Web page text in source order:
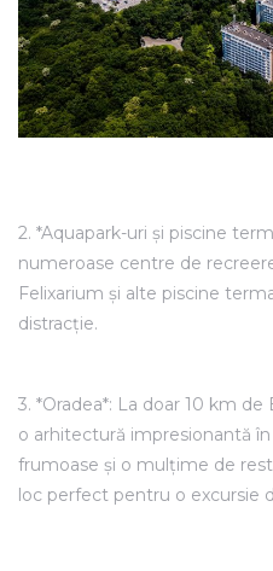
2. *Aquapark-uri și piscine
numeroase centre de
Felixarium și alte piscine
distracție.
3. *Oradea*: La doar 10 km de
o arhitectură impresionantă
frumoase și o mulțime de
loc perfect pentru o excursie